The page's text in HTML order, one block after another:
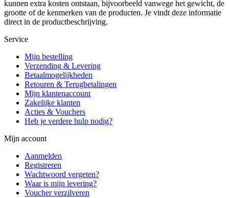
kunnen extra kosten ontstaan, bijvoorbeeld vanwege het gewicht, de
grootte of de kenmerken van de producten. Je vindt deze informatie
direct in de productbeschrijving.
Service
Mijn bestelling
Verzending & Levering
Betaalmogelijkheden
Retouren & Terugbetalingen
Mijn klantenaccount
Zakelijke klanten
Acties & Vouchers
Heb je verdere hulp nodig?
Mijn account
Aanmelden
Registreren
Wachtwoord vergeten?
Waar is mijn levering?
Voucher verzilveren